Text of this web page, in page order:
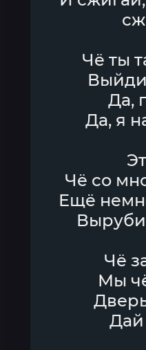
Чё ты
Да,
Да, я
Чё со
Ещё
Чё
Мы
Дай